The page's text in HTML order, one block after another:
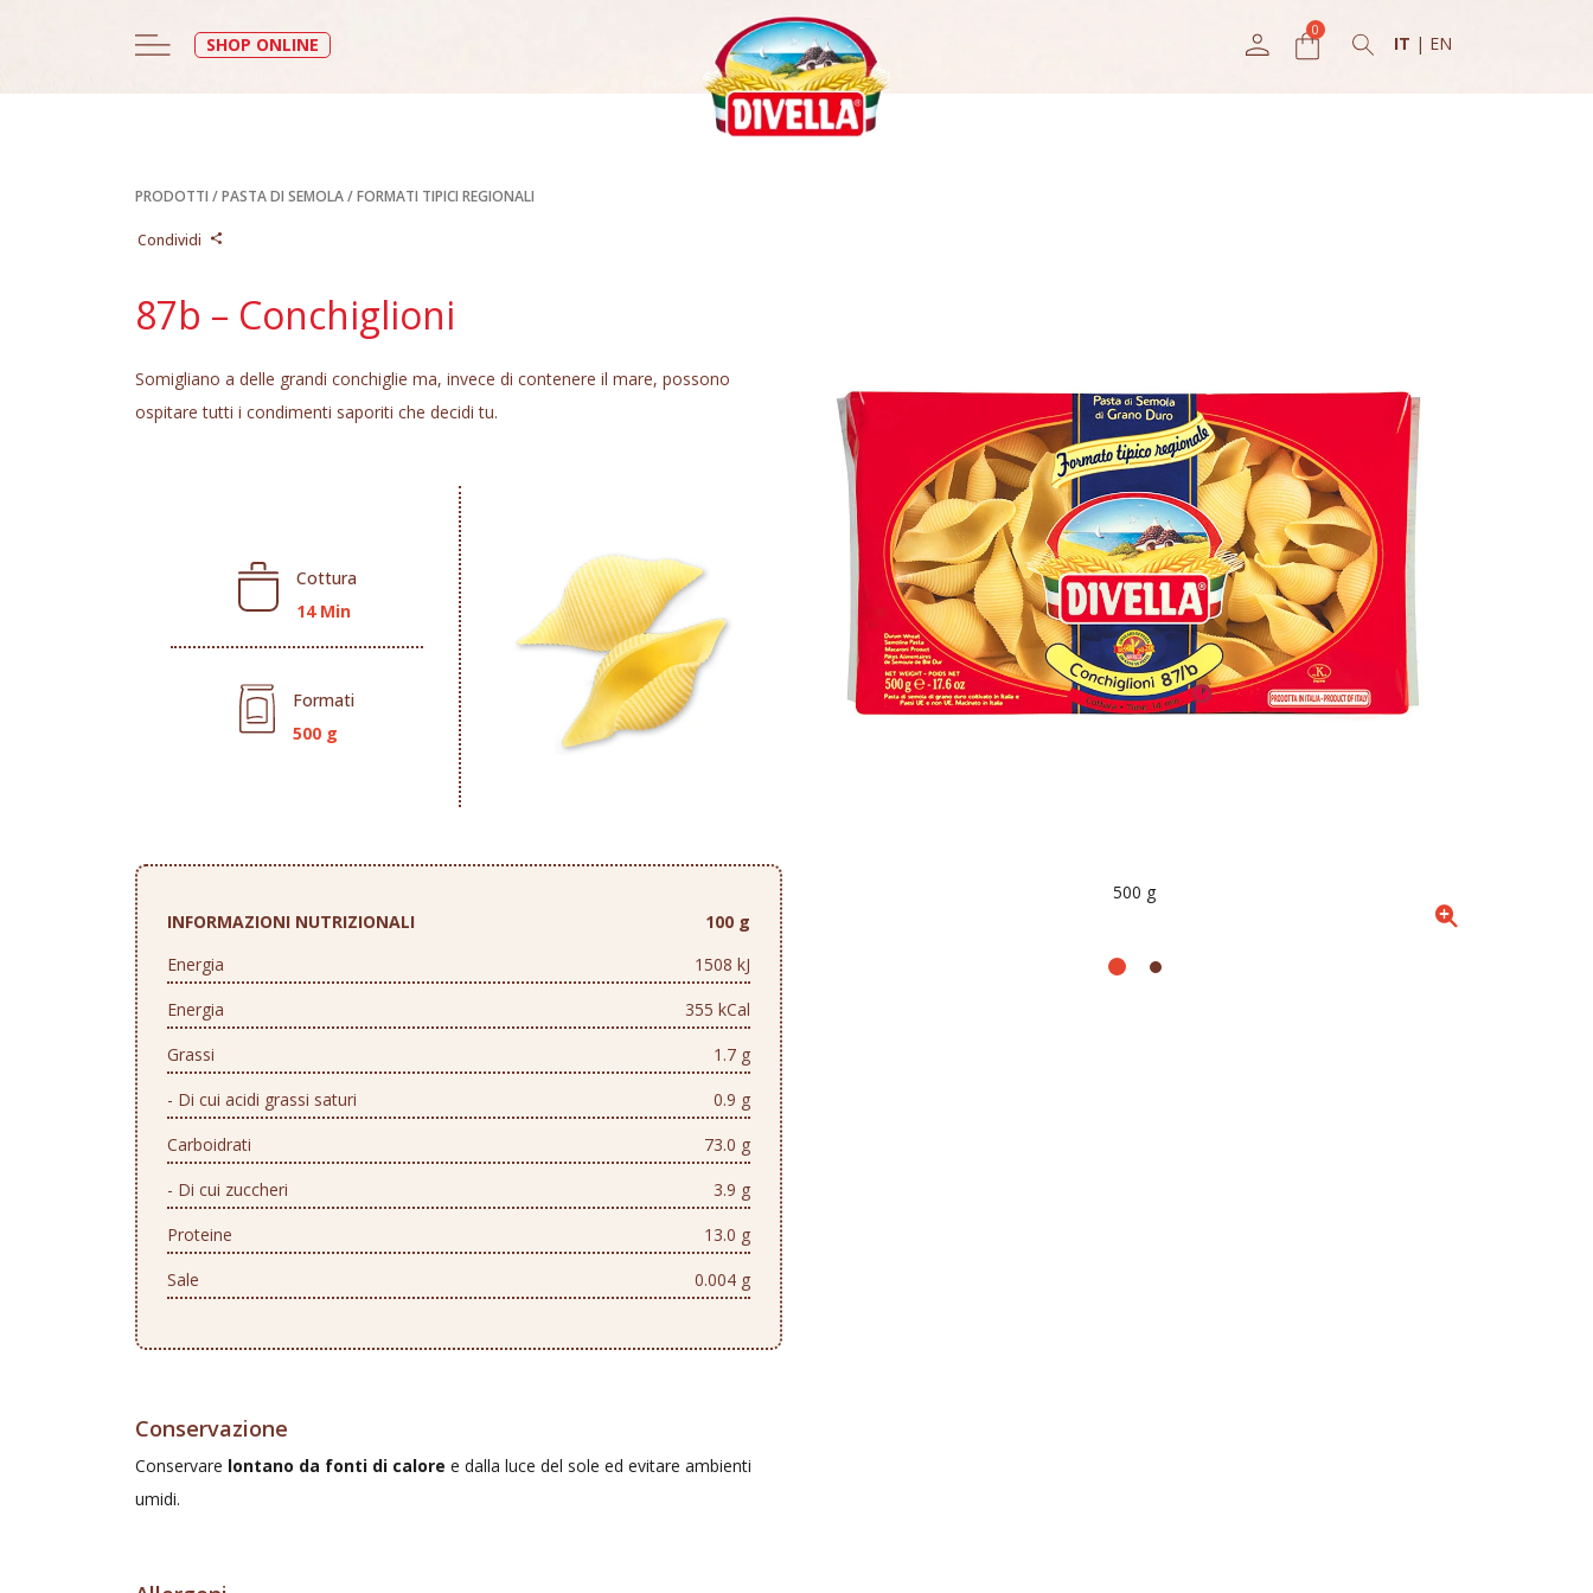
SHOP ONLINE IT | EN
PRODOTTI /PASTA DI SEMOLA/FORMATI TIPICI REGIONALI
Condividi
87b – Conchiglioni
Somigliano a delle grandi conchiglie ma, invece di contenere il mare, possono
ospitare tutti i condimenti saporiti che decidi tu.
Cottura
14 Min
Formati
500 g
INFORMAZIONI NUTRIZIONALI
100 g
Energia
1508 kJ
Energia
355 kCal
Grassi
1.7 g
- Di cui acidi grassi saturi
0.9 g
Carboidrati
73.0 g
- Di cui zuccheri
3.9 g
Proteine
13.0 g
Sale
0.004 g
Conservazione
Conservare lontano da fonti di calore e dalla luce del sole ed evitare ambienti
umidi.
500 g